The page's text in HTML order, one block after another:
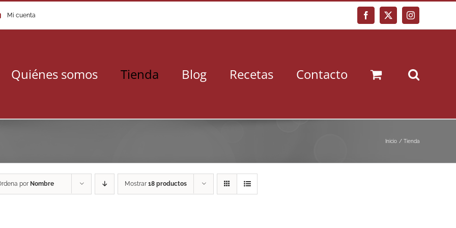
Mi cuenta Facebook
X Instagram
Quiénes somos Tienda Blog Recetas Contacto
Inicio Tienda
por Nombre Mostrar 18 productos